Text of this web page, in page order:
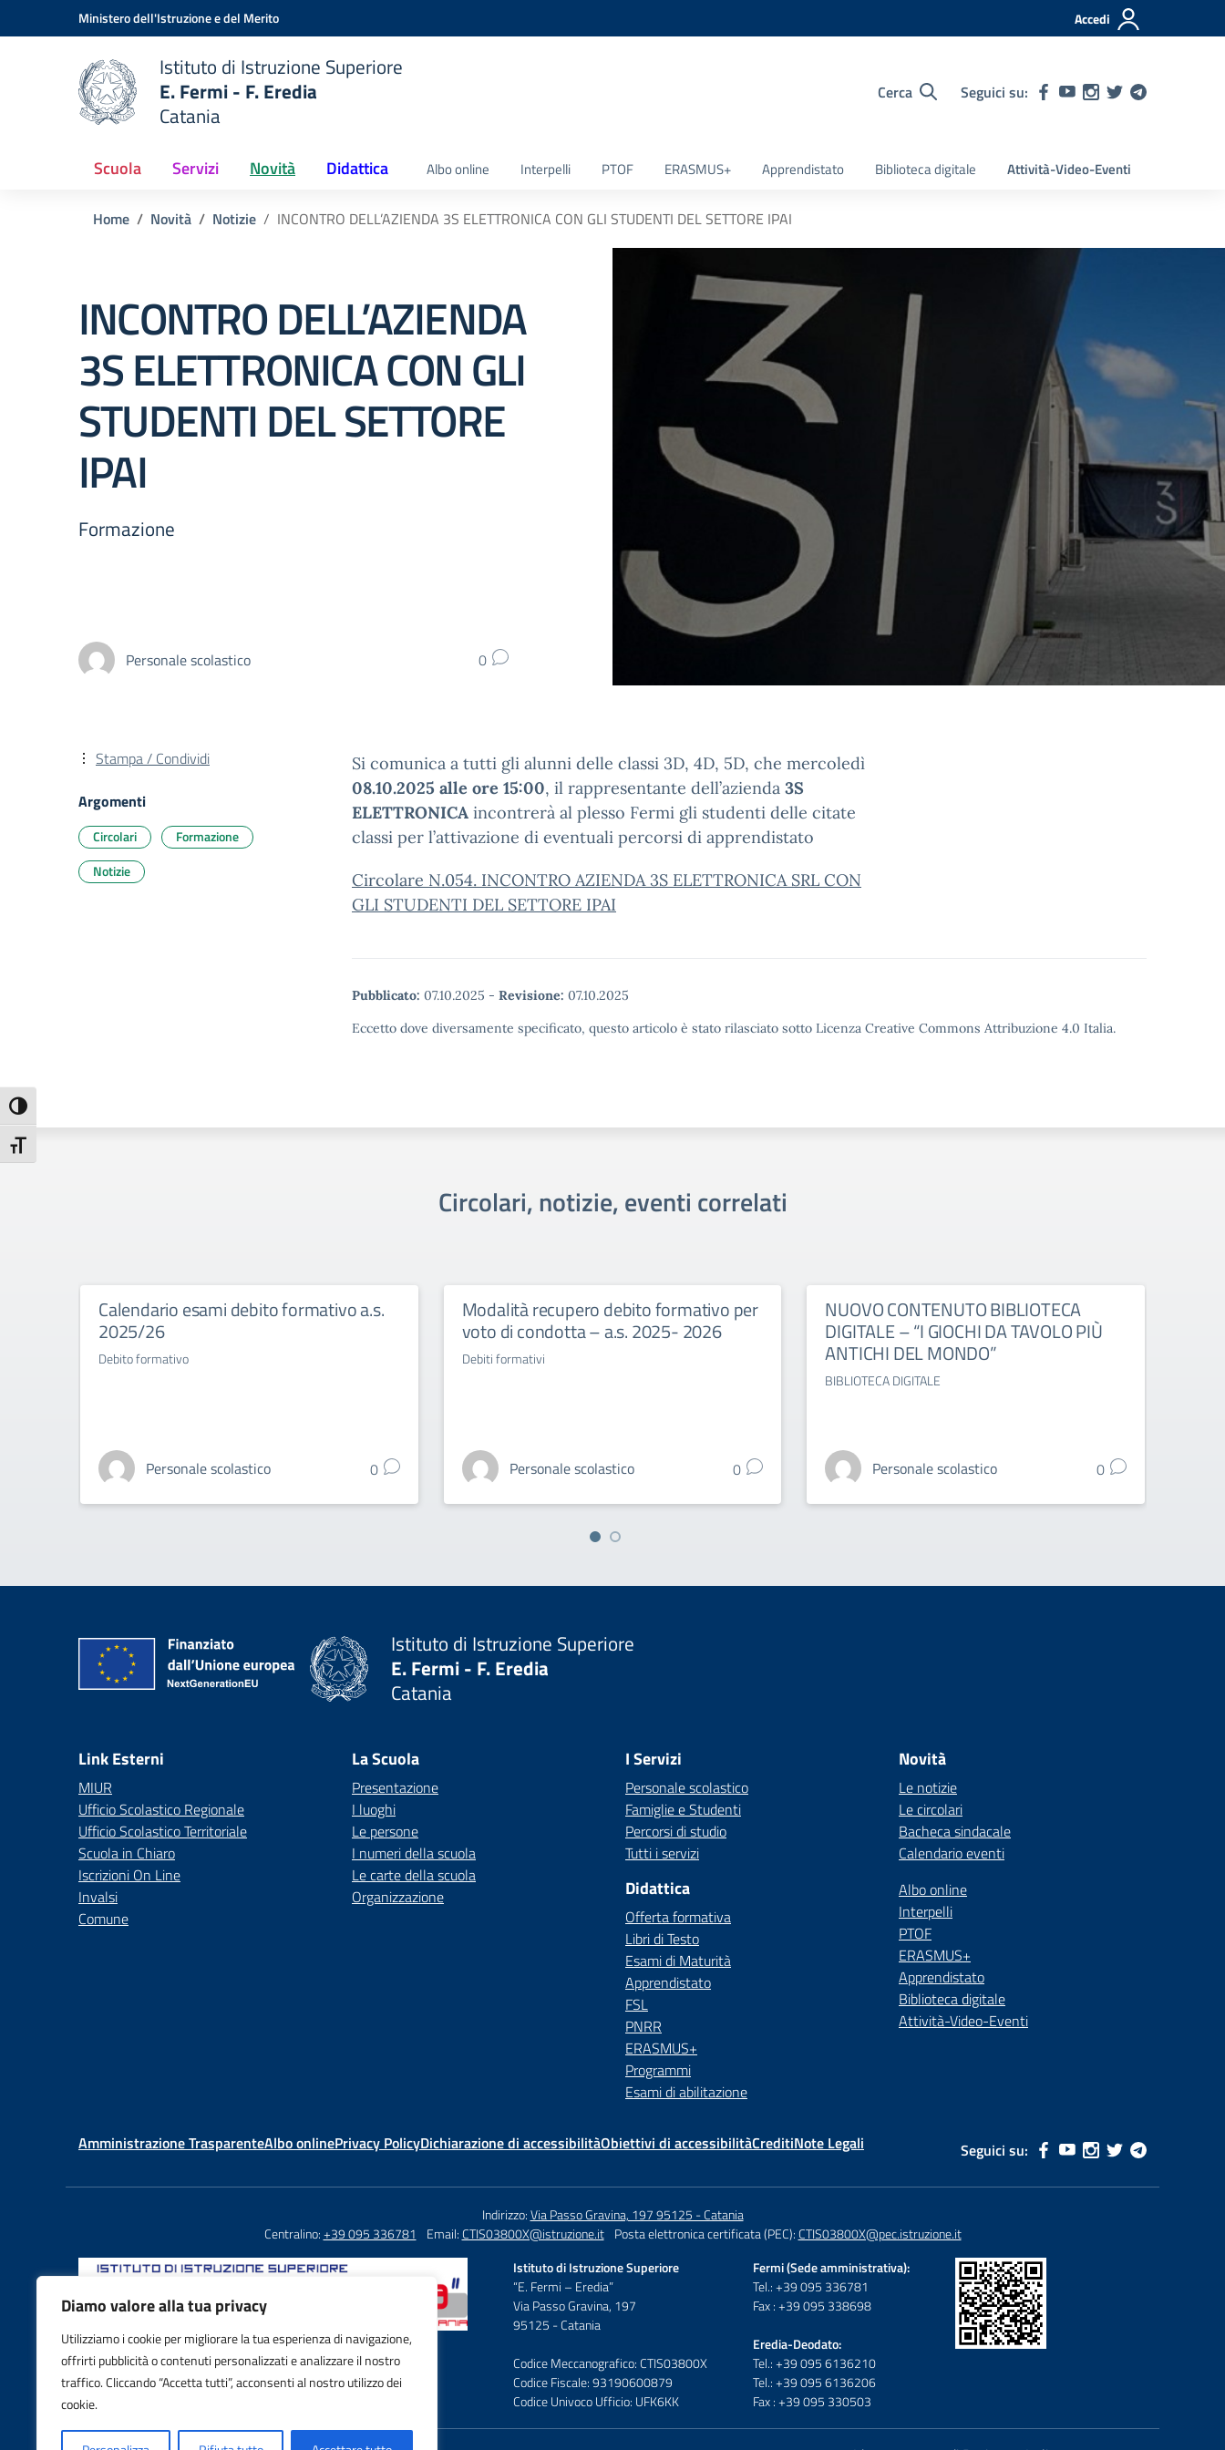
Diamo valore alla tua privacy
Utilizziamo i cookie per migliorare la tua esperienza di navigazione,
offrirti pubblicità o contenuti personalizzati e analizzare il nostro
traffico. Cliccando “Accetta tutti”, acconsenti al nostro utilizzo dei
cookie.
Attiva/disattiva alto contrasto
Attiva/disattiva dimensione testo
Vai ai contenuti
Vai al menu di navigazioneMinistero dell'Istruzione e del Merito Accedi
scuola
Istituto di Istruzione Superiore
E. Fermi - F. Eredia
Catania
Cerca Seguici su:
Scuola Servizi Novità Didattica Albo online Interpelli PTOF ERASMUS+ Apprendistato Biblioteca digitale Attività-Video-Eventi
Home Novità Notizie INCONTRO DELL’AZIENDA 3S ELETTRONICA CON GLI STUDENTI DEL SETTORE IPAI
INCONTRO DELL’AZIENDA
3S ELETTRONICA CON GLI
STUDENTI DEL SETTORE
IPAI
Formazione
Personale scolastico 0
Si comunica a tutti gli alunni delle classi 3D, 4D, 5D, che mercoledì
08.10.2025 alle ore 15:00, il rappresentante dell’azienda 3S
ELETTRONICA incontrerà al plesso Fermi gli studenti delle citate
classi per l’attivazione di eventuali percorsi di apprendistato
Circolare N.054. INCONTRO AZIENDA 3S ELETTRONICA SRL CON
GLI STUDENTI DEL SETTORE IPAI
Pubblicato: 07.10.2025 - Revisione: 07.10.2025
Eccetto dove diversamente specificato, questo articolo è stato rilasciato sotto Licenza Creative Commons Attribuzione 4.0 Italia.
Stampa / Condividi
Argomenti
Circolari
Formazione
Notizie
Circolari, notizie, eventi correlati
Calendario esami debito formativo a.s.
2025/26
Debito formativo
Personale scolastico 0
Modalità recupero debito formativo per
voto di condotta – a.s. 2025- 2026
Debiti formativi
Personale scolastico 0
NUOVO CONTENUTO BIBLIOTECA
DIGITALE – “I GIOCHI DA TAVOLO PIÙ
ANTICHI DEL MONDO”
BIBLIOTECA DIGITALE
Personale scolastico 0
Istituto di Istruzione Superiore
E. Fermi - F. Eredia
Catania
Link Esterni
MIUR
Ufficio Scolastico Regionale
Ufficio Scolastico Territoriale
Scuola in Chiaro
Iscrizioni On Line
Invalsi
Comune
La Scuola
Presentazione
I luoghi
Le persone
I numeri della scuola
Le carte della scuola
Organizzazione
I Servizi
Personale scolastico
Famiglie e Studenti
Percorsi di studio
Tutti i servizi
Didattica
Offerta formativa
Libri di Testo
Esami di Maturità
Apprendistato
FSL
PNRR
ERASMUS+
Programmi
Esami di abilitazione
Novità
Le notizie
Le circolari
Bacheca sindacale
Calendario eventi
Albo online
Interpelli
PTOF
ERASMUS+
Apprendistato
Biblioteca digitale
Attività-Video-Eventi
Amministrazione TrasparenteAlbo onlinePrivacy PolicyDichiarazione di accessibilitàObiettivi di accessibilitàCreditiNote Legali Seguici su:
Indirizzo:Via Passo Gravina, 197 95125 - Catania
Centralino:+39 095 336781 Email:CTIS03800X@istruzione.it Posta elettronica certificata (PEC):CTIS03800X@pec.istruzione.it
Email: CTIS03800X@istruzione.it
PEC: CTIS03800X@pec.istruzione.it
IBAN: IT88S0103016995000001605992
Istituto di Istruzione Superiore
“E. Fermi – Eredia”
Via Passo Gravina, 197
95125 - Catania
Codice Meccanografico: CTIS03800X
Codice Fiscale: 93190600879
Codice Univoco Ufficio: UFK6KK
Fermi (Sede amministrativa):
Tel.: +39 095 336781
Fax : +39 095 338698
Eredia-Deodato:
Tel.: +39 095 6136210
Tel.: +39 095 6136206
Fax : +39 095 330503